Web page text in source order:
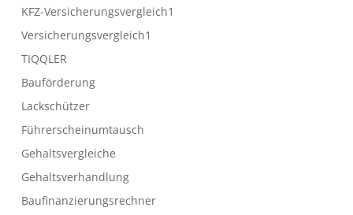
KFZ-Versicherungsvergleich1
Versicherungsvergleich1
TIQQLER
Bauförderung
Lackschützer
Führerscheinumtausch
Gehaltsvergleiche
Gehaltsverhandlung
Baufinanzierungsrechner